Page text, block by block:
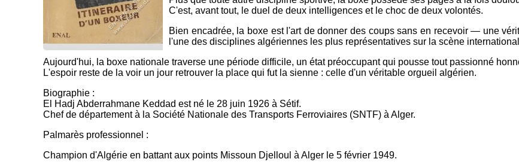
C'est, avant tout, le duel de deux intelligences et le choc de deux volontés.
Bien encadrée, la boxe est l'art de donner des coups sans en recevoir — une
l'une des disciplines algériennes les plus représentatives sur la scène
Aujourd'hui, la boxe nationale traverse une période difficile, un état préoccupant qui pousse tout passionné
L'espoir reste de la voir un jour retrouver la place qui fut la sienne : celle d'un véritable orgueil algérien.
Biographie :
El Hadj Abderrahmane Keddad est né le 28 juin 1926 à Sétif.
Chef de département à la Société Nationale des Transports Ferroviaires (SNTF) à Alger.
Palmarès professionnel :
Champion d'Algérie en battant aux points Missoun Djelloul à Alger le 5 février 1949.